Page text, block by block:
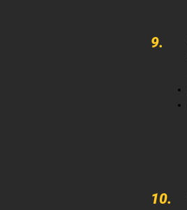
9.
10.